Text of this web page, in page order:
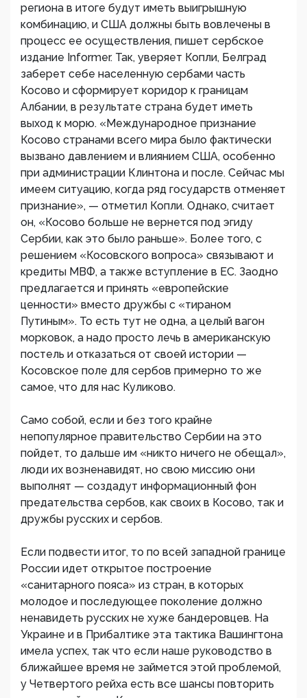
региона в итоге будут иметь выигрышную
комбинацию, и США должны быть вовлечены в
процесс ее осуществления, пишет сербское
издание Informer. Так, уверяет Копли, Белград
заберет себе населенную сербами часть
Косово и сформирует коридор к границам
Албании, в результате страна будет иметь
выход к морю. «Международное признание
Косово странами всего мира было фактически
вызвано давлением и влиянием США, особенно
при администрации Клинтона и после. Сейчас мы
имеем ситуацию, когда ряд государств отменяет
признание», — отметил Копли. Однако, считает
он, «Косово больше не вернется под эгиду
Сербии, как это было раньше». Более того, с
решением «Косовского вопроса» связывают и
кредиты МВФ, а также вступление в ЕС. Заодно
предлагается и принять «европейские
ценности» вместо дружбы с «тираном
Путиным». То есть тут не одна, а целый вагон
морковок, а надо просто лечь в американскую
постель и отказаться от своей истории —
Косовское поле для сербов примерно то же
самое, что для нас Куликово.
Само собой, если и без того крайне
непопулярное правительство Сербии на это
пойдет, то дальше им «никто ничего не обещал»,
люди их возненавидят, но свою миссию они
выполнят — создадут информационный фон
предательства сербов, как своих в Косово, так и
дружбы русских и сербов.
Если подвести итог, то по всей западной границе
России идет открытое построение
«санитарного пояса» из стран, в которых
молодое и последующее поколение должно
ненавидеть русских не хуже бандеровцев. На
Украине и в Прибалтике эта тактика Вашингтона
имела успех, так что если наше руководство в
ближайшее время не займется этой проблемой,
у Четвертого рейха есть все шансы повторить